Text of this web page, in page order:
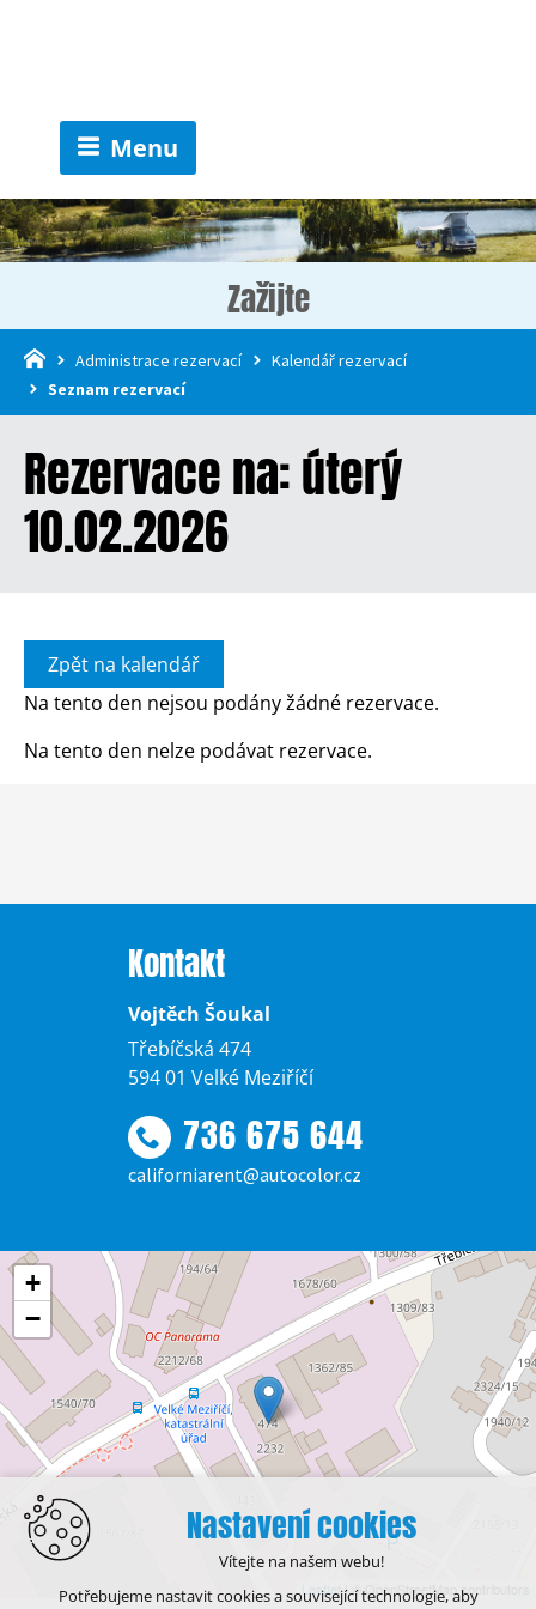
Menu
Zažijte
Administrace rezervací
Kalendář rezervací
Seznam rezervací
Rezervace na: úterý
10.02.2026
Zpět na kalendář
Na tento den nejsou podány žádné rezervace.
Na tento den nelze podávat rezervace.
Kontakt
Vojtěch Šoukal
Třebíčská 474
594 01 Velké Meziříčí
736 675 644
californiarent@autocolor.cz
+
−
Leaflet | © OpenStreetMap contributors
Nastavení cookies
Vítejte na našem webu!
Potřebujeme nastavit cookies a související technologie, aby